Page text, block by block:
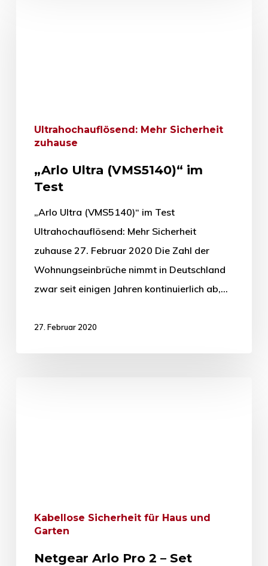
Ultrahochauflösend: Mehr Sicherheit
zuhause
„Arlo Ultra (VMS5140)“ im
Test
„Arlo Ultra (VMS5140)“ im Test
Ultrahochauflösend: Mehr Sicherheit
zuhause 27. Februar 2020 Die Zahl der
Wohnungseinbrüche nimmt in Deutschland
zwar seit einigen Jahren kontinuierlich ab,…
27. Februar 2020
Kabellose Sicherheit für Haus und
Garten
Netgear Arlo Pro 2 – Set